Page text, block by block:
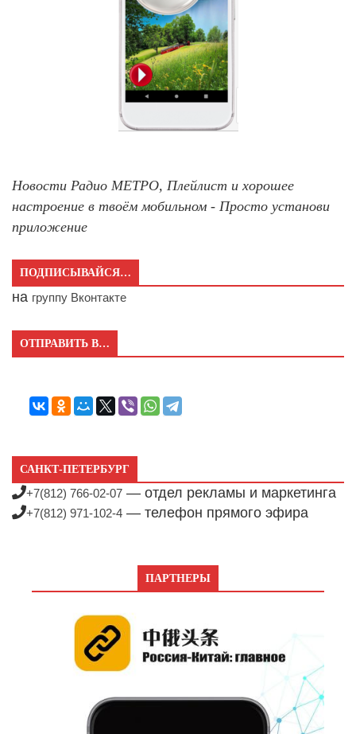
Новости Радио МЕТРО, Плейлист и хорошее
настроение в твоём мобильном - Просто установи
приложение
ПОДПИСЫВАЙСЯ…
на группу Вконтакте
ОТПРАВИТЬ В…
САНКТ-ПЕТЕРБУРГ
+7(812) 766-02-07 — отдел рекламы и маркетинга
+7(812) 971-102-4 — телефон прямого эфира
ПАРТНЕРЫ